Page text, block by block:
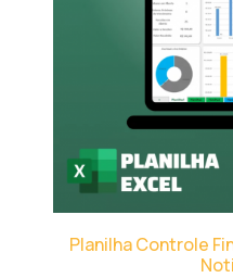
Planilha Controle